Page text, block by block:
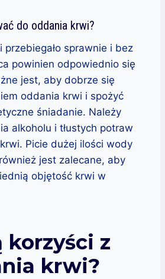
do oddania krwi?
sprawnie i bez
powinien odpowiednio się
jest, aby dobrze się
oddania krwi i spożyć
śniadanie. Należy
alkoholu i tłustych potraw
Picie dużej ilości wody
jest zalecane, aby
objętość krwi w
korzyści z
krwi?